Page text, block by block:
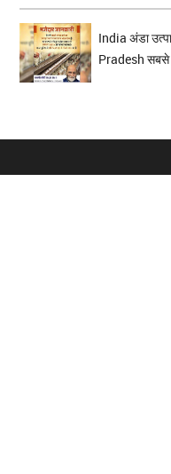
India अंडा
Pradesh सबसे